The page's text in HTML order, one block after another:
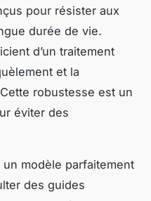
pour résister aux
durée de vie.
d’un traitement
et la
robustesse est un
éviter des
modèle parfaitement
des guides